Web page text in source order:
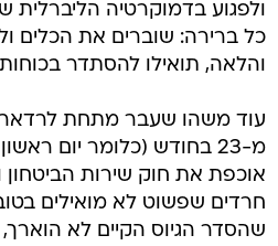
ולפגוע בדמוקרטיה הליברלית
כל ברירה: שוברים את הכלים
והלאה, תואילו להסתדר
עוד משהו שעבר מתחת
מ-23 בחודש (כלומר יום
אוכפת את חוק שירות הביטחון
חרדים שפשוט לא מואילים
שהסדר הגיוס הקיים לא